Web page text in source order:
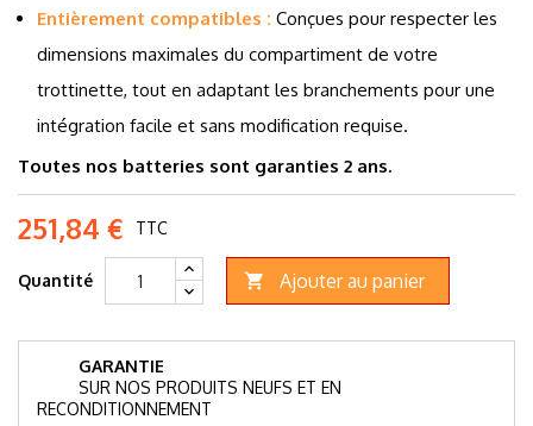
Entièrement compatibles : Conçues pour respecter les
dimensions maximales du compartiment de votre
trottinette, tout en adaptant les branchements pour une
intégration facile et sans modification requise.
Toutes nos batteries sont garanties 2 ans.
251,84 € TTC
Quantité  Ajouter au panier
GARANTIE
SUR NOS PRODUITS NEUFS ET EN
RECONDITIONNEMENT